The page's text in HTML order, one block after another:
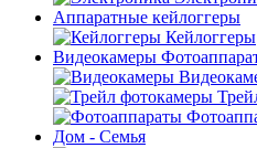
Аппаратные кейлоггеры
Кейлоггеры
Видеокамеры
Дом - Семья